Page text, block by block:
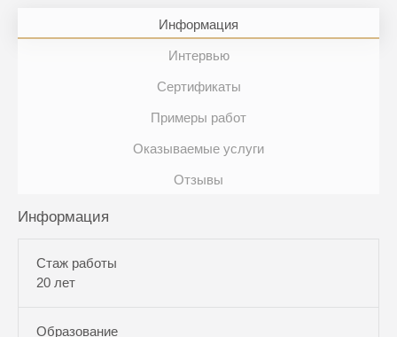
Информация
Интервью
Сертификаты
Примеры работ
Оказываемые услуги
Отзывы
Информация
Стаж работы
20 лет
Образование